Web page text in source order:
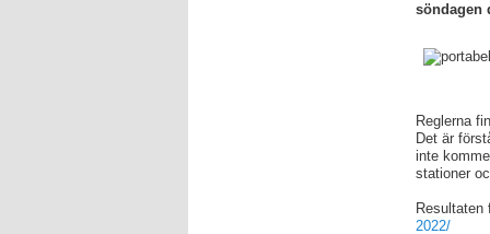
söndagen
Reglerna
Det är
inte
stationer
Resultaten
2022/